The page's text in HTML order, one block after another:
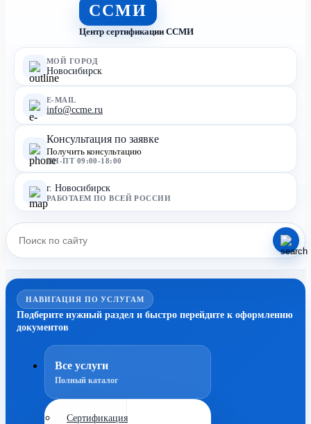
ССМИ
Центр сертификации ССМИ
МОЙ ГОРОД
Новосибирск
E-MAIL
info@ccme.ru
Консультация по заявке
Получить консультацию
ПН-ПТ 09:00-18:00
г. Новосибирск
РАБОТАЕМ ПО ВСЕЙ РОССИИ
НАВИГАЦИЯ ПО УСЛУГАМ
Подберите нужный раздел и быстро перейдите к оформлению
документов
Все услуги
Полный каталог
Сертификация